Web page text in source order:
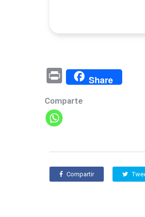
Pr
in
t
Share
Comparte
Compartir